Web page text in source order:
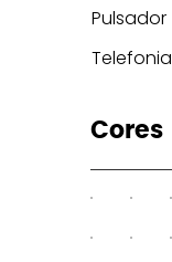
Pulsador
Telefonia
Cores